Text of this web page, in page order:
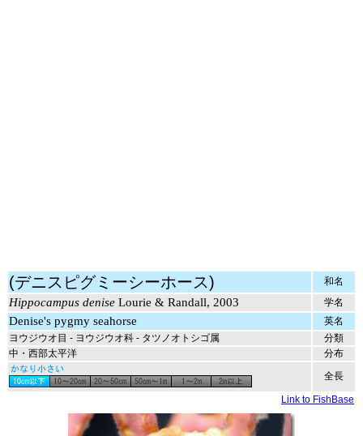
(デニスピグミーシーホース) 和名
Hippocampus denise Lourie & Randall, 2003 学名
Denise's pygmy seahorse
英名
ヨウジウオ目 - ヨウジウオ科 - タツノオトシゴ属
分類
中・西部太平洋
分布
全長
Link to FishBase